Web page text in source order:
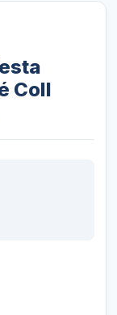
Coll